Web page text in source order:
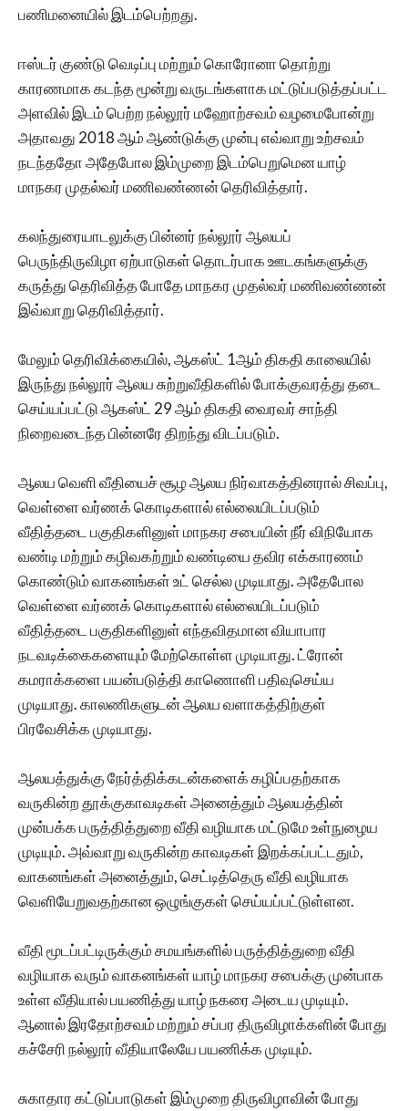
பணிமனையில் இடம்பெற்றது.
ஈஸ்டர் குண்டு வெடிப்பு மற்றும் கொரோனா தொற்று
காரணமாக கடந்த மூன்று வருடங்களாக மட்டுப்படுத்தப்பட்ட
அளவில் இடம் பெற்ற நல்லூர் மஹோற்சவம் வழமைபோன்று
அதாவது 2018 ஆம் ஆண்டுக்கு முன்பு எவ்வாறு உற்சவம்
நடந்ததோ அதேபோல இம்முறை இடம்பெறுமென யாழ்
மாநகர முதல்வர் மணிவண்ணன் தெரிவித்தார்.
கலந்துரையாடலுக்கு பின்னர் நல்லூர் ஆலயப்
பெருந்திருவிழா ஏற்பாடுகள் தொடர்பாக ஊடகங்களுக்கு
கருத்து தெரிவித்த போதே மாநகர முதல்வர் மணிவண்ணன்
இவ்வாறு தெரிவித்தார்.
மேலும் தெரிவிக்கையில், ஆகஸ்ட் 1ஆம் திகதி காலையில்
இருந்து நல்லூர் ஆலய சுற்றுவீதிகளில் போக்குவரத்து தடை
செய்யப்பட்டு ஆகஸ்ட் 29 ஆம் திகதி வைரவர் சாந்தி
நிறைவடைந்த பின்னரே திறந்து விடப்படும்.
ஆலய வெளி வீதியைச் சூழ ஆலய நிர்வாகத்தினரால் சிவப்பு,
வெள்ளை வர்ணக் கொடிகளால் எல்லையிடப்படும்
வீதித்தடை பகுதிகளினுள் மாநகர சபையின் நீர் விநியோக
வண்டி மற்றும் கழிவகற்றும் வண்டியை தவிர எக்காரணம்
கொண்டும் வாகனங்கள் உட் செல்ல முடியாது. அதேபோல
வெள்ளை வர்ணக் கொடிகளால் எல்லையிடப்படும்
வீதித்தடை பகுதிகளினுள் எந்தவிதமான வியாபார
நடவடிக்கைகளையும் மேற்கொள்ள முடியாது. ட்ரோன்
கமராக்களை பயன்படுத்தி காணொளி பதிவுசெய்ய
முடியாது. காலணிகளுடன் ஆலய வளாகத்திற்குள்
பிரவேசிக்க முடியாது.
ஆலயத்துக்கு நேர்த்திக்கடன்களைக் கழிப்பதற்காக
வருகின்ற தூக்குகாவடிகள் அனைத்தும் ஆலயத்தின்
முன்பக்க பருத்தித்துறை வீதி வழியாக மட்டுமே உள்நுழைய
முடியும். அவ்வாறு வருகின்ற காவடிகள் இறக்கப்பட்டதும்,
வாகனங்கள் அனைத்தும், செட்டித்தெரு வீதி வழியாக
வெளியேறுவதற்கான ஒழுங்குகள் செய்யப்பட்டுள்ளன.
வீதி மூடப்பட்டிருக்கும் சமயங்களில் பருத்தித்துறை வீதி
வழியாக வரும் வாகனங்கள் யாழ் மாநகர சபைக்கு முன்பாக
உள்ள வீதியால் பயணித்து யாழ் நகரை அடைய முடியும்.
ஆனால் இரதோற்சவம் மற்றும் சப்பர திருவிழாக்களின் போது
கச்சேரி நல்லூர் வீதியாலேயே பயணிக்க முடியும்.
சுகாதார கட்டுப்பாடுகள் இம்முறை திருவிழாவின் போது